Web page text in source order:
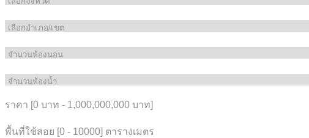
ราคา [0 บาท - 1,000,000,000 บาท]
พื้นที่ใช้สอย [0 - 10000] ตารางเมตร